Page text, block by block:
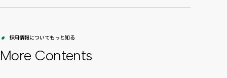
採用情報についてもっと知る
More Contents